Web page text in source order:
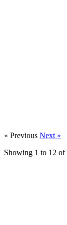
« Previous Next »
Showing 1 to 12 of